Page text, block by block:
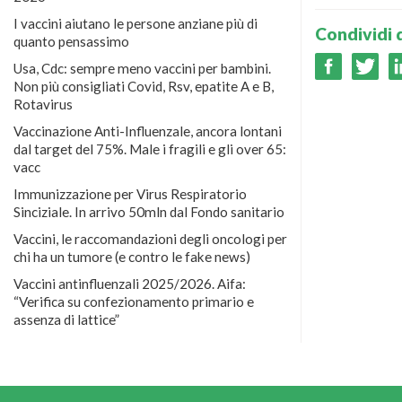
I vaccini aiutano le persone anziane più di
quanto pensassimo
Usa, Cdc: sempre meno vaccini per bambini.
Non più consigliati Covid, Rsv, epatite A e B,
Rotavirus
Vaccinazione Anti-Influenzale, ancora lontani
dal target del 75%. Male i fragili e gli over 65:
vacc
Immunizzazione per Virus Respiratorio
Sinciziale. In arrivo 50mln dal Fondo sanitario
Vaccini, le raccomandazioni degli oncologi per
chi ha un tumore (e contro le fake news)
Vaccini antinfluenzali 2025/2026. Aifa:
“Verifica su confezionamento primario e
assenza di lattice”
Condividi